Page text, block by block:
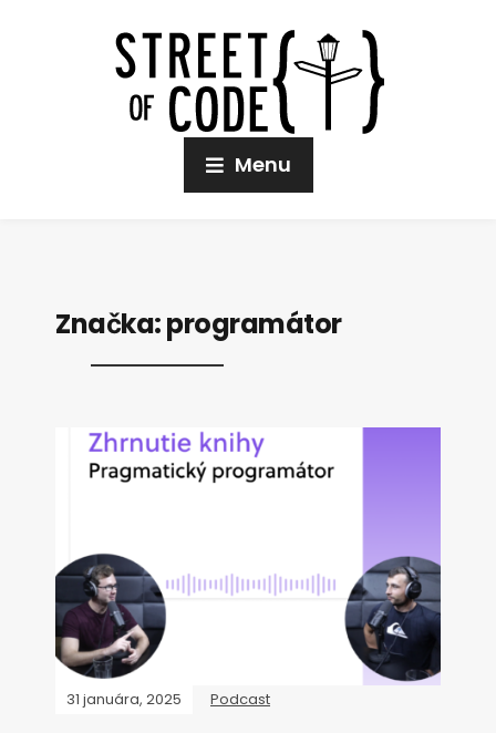
Menu
Značka:programátor
31 januára, 2025 Podcast